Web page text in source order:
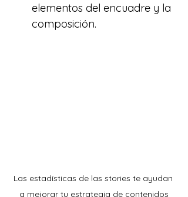
elementos del encuadre y la
composición.
Las estadísticas de las stories te ayudan
a mejorar tu estrategia de contenidos